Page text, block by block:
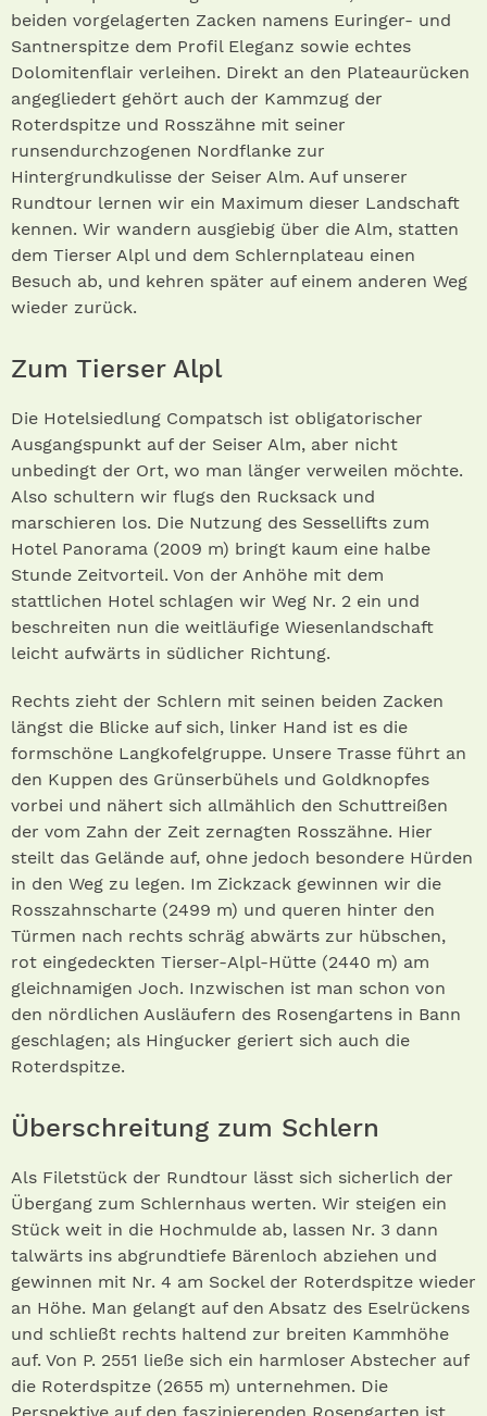
beiden vorgelagerten Zacken namens Euringer- und
Santnerspitze dem Profil Eleganz sowie echtes
Dolomitenflair verleihen. Direkt an den Plateaurücken
angegliedert gehört auch der Kammzug der
Roterdspitze und Rosszähne mit seiner
runsendurchzogenen Nordflanke zur
Hintergrundkulisse der Seiser Alm. Auf unserer
Rundtour lernen wir ein Maximum dieser Landschaft
kennen. Wir wandern ausgiebig über die Alm, statten
dem Tierser Alpl und dem Schlernplateau einen
Besuch ab, und kehren später auf einem anderen Weg
wieder zurück.
Zum Tierser Alpl
Die Hotelsiedlung Compatsch ist obligatorischer
Ausgangspunkt auf der Seiser Alm, aber nicht
unbedingt der Ort, wo man länger verweilen möchte.
Also schultern wir flugs den Rucksack und
marschieren los. Die Nutzung des Sessellifts zum
Hotel Panorama (2009 m) bringt kaum eine halbe
Stunde Zeitvorteil. Von der Anhöhe mit dem
stattlichen Hotel schlagen wir Weg Nr. 2 ein und
beschreiten nun die weitläufige Wiesenlandschaft
leicht aufwärts in südlicher Richtung.
Rechts zieht der Schlern mit seinen beiden Zacken
längst die Blicke auf sich, linker Hand ist es die
formschöne Langkofelgruppe. Unsere Trasse führt an
den Kuppen des Grünserbühels und Goldknopfes
vorbei und nähert sich allmählich den Schuttreißen
der vom Zahn der Zeit zernagten Rosszähne. Hier
steilt das Gelände auf, ohne jedoch besondere Hürden
in den Weg zu legen. Im Zickzack gewinnen wir die
Rosszahnscharte (2499 m) und queren hinter den
Türmen nach rechts schräg abwärts zur hübschen,
rot eingedeckten Tierser-Alpl-Hütte (2440 m) am
gleichnamigen Joch. Inzwischen ist man schon von
den nördlichen Ausläufern des Rosengartens in Bann
geschlagen; als Hingucker geriert sich auch die
Roterdspitze.
Überschreitung zum Schlern
Als Filetstück der Rundtour lässt sich sicherlich der
Übergang zum Schlernhaus werten. Wir steigen ein
Stück weit in die Hochmulde ab, lassen Nr. 3 dann
talwärts ins abgrundtiefe Bärenloch abziehen und
gewinnen mit Nr. 4 am Sockel der Roterdspitze wieder
an Höhe. Man gelangt auf den Absatz des Eselrückens
und schließt rechts haltend zur breiten Kammhöhe
auf. Von P. 2551 ließe sich ein harmloser Abstecher auf
die Roterdspitze (2655 m) unternehmen. Die